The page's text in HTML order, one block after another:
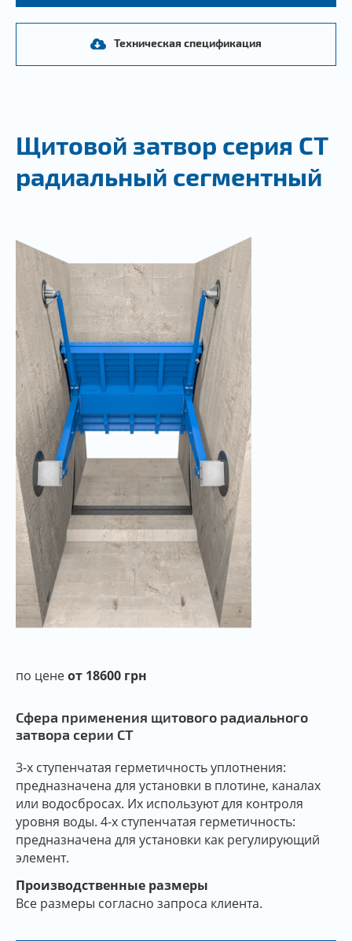
Техническая спецификация
Щитовой затвор серия CT
радиальный сегментный
по ценеот 18600 грн
Сфера применения щитового радиального
затвора серии CT
3-х ступенчатая герметичность уплотнения:
предназначена для установки в плотине, каналах
или водосбросах. Их используют для контроля
уровня воды. 4-х ступенчатая герметичность:
предназначена для установки как регулирующий
элемент.
Производственные размеры
Все размеры согласно запроса клиента.